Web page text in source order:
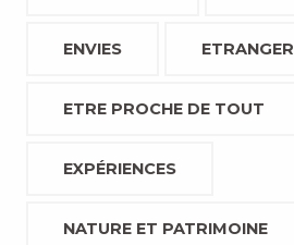
ENVIES ETRANGER
ETRE PROCHE DE TOUT
EXPÉRIENCES
NATURE ET PATRIMOINE